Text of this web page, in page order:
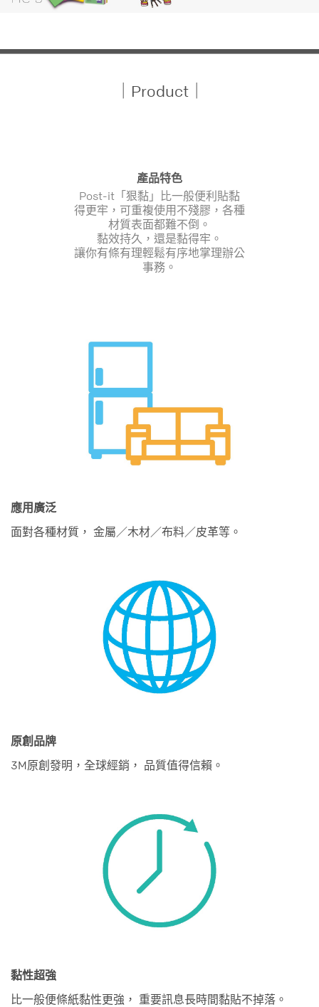
｜Product｜
產品特色
Post-it「狠黏」比一般便利貼黏
得更牢，可重複使用不殘膠，各種
材質表面都難不倒。
黏效持久，還是黏得牢。
讓你有條有理輕鬆有序地掌理辦公
事務。
應用廣泛
面對各種材質， 金屬／木材／布料／皮革等。
原創品牌
3M原創發明，全球經銷， 品質值得信賴。
黏性超強
比一般便條紙黏性更強， 重要訊息長時間黏貼不掉落。